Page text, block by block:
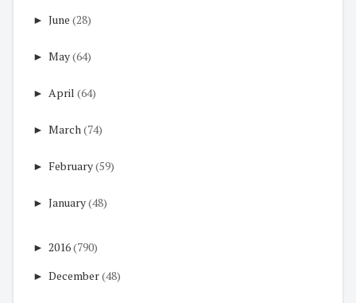
► June (28)
► May(64)
► April (64)
► March (74)
► February(59)
► January(48)
► 2016(790)
► December(48)